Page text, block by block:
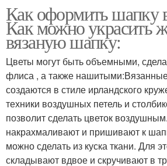
Как оформить шапку
Как можно украсить
вязаную шапку:
Цветы могут быть объемными,
флиса , а также
создаются в стиле ирландского
техники воздушных петель и
позволит сделать цветок
накрахмаливают и пришивают к
можно сделать из куска ткани. Для
складывают вдвое и скручивают в